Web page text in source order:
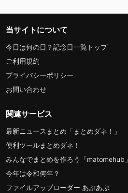
当サイトについて
今日は何の日？記念日一覧トップ
ご利用規約
プライバシーポリシー
お問い合わせ
関連サービス
最新ニュースまとめ「まとめダネ！」
便利ツールまとめダネ！
みんなでまとめを作ろう「matomehub」
今年は令和何年？
ファイルアップローダー あぷあぷ